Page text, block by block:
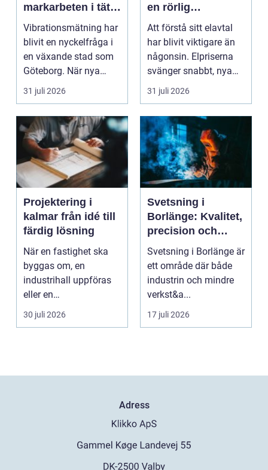
markarbeten i tät
stadsmiljö
Vibrationsmätning har
blivit en nyckelfråga i
en växande stad som
Göteborg. När nya
bostäder, broar,...
31 juli 2026
en rörlig
elmarknad
Att förstå sitt elavtal
har blivit viktigare än
någonsin. Elpriserna
svänger snabbt, nya
typer av av...
31 juli 2026
Projektering i
kalmar från idé till
färdig lösning
När en fastighet ska
byggas om, en
industrihall uppföras
eller en
lantbruksanläggning
moderniseras ä...
30 juli 2026
Svetsning i
Borlänge: Kvalitet,
precision och
hållbara
konstruktioner
Svetsning i Borlänge är
ett område där både
industrin och mindre
verkst&a...
17 juli 2026
Adress